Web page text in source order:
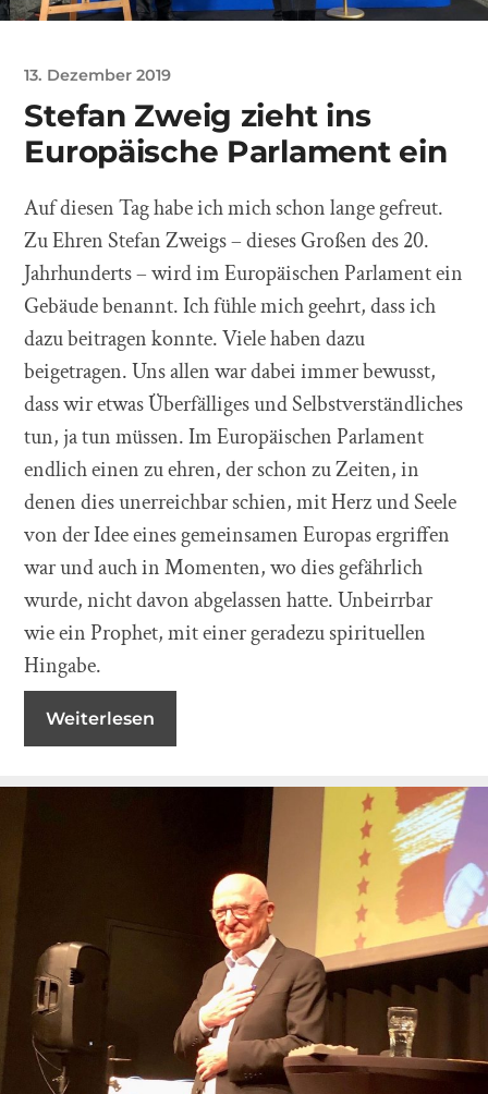
13. Dezember 2019
Stefan Zweig zieht ins
Europäische Parlament ein
Auf diesen Tag habe ich mich schon lange gefreut.
Zu Ehren Stefan Zweigs – dieses Großen des 20.
Jahrhunderts – wird im Europäischen Parlament ein
Gebäude benannt. Ich fühle mich geehrt, dass ich
dazu beitragen konnte. Viele haben dazu
beigetragen. Uns allen war dabei immer bewusst,
dass wir etwas Überfälliges und Selbstverständliches
tun, ja tun müssen. Im Europäischen Parlament
endlich einen zu ehren, der schon zu Zeiten, in
denen dies unerreichbar schien, mit Herz und Seele
von der Idee eines gemeinsamen Europas ergriffen
war und auch in Momenten, wo dies gefährlich
wurde, nicht davon abgelassen hatte. Unbeirrbar
wie ein Prophet, mit einer geradezu spirituellen
Hingabe.
Weiterlesen